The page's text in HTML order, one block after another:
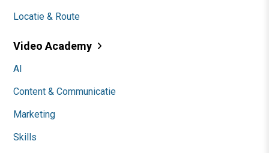
Locatie & Route
Video Academy
AI
Content & Communicatie
Marketing
Skills